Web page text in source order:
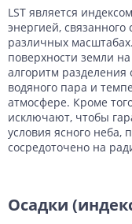
LST является
энергией,
различных
поверхности земли
алгоритм разделения
водяного пара и
атмосфере. Кроме
исключают, чтобы
условия ясного неба,
сосредоточено на
Осадки